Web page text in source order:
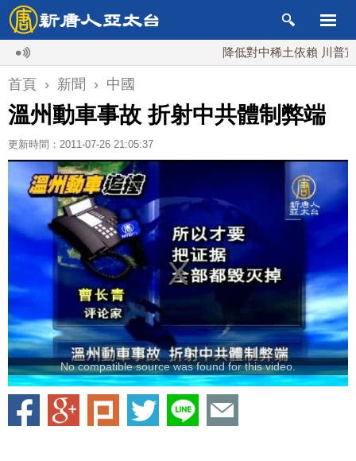
降低對中稀土依賴 川普宣布礦
首頁 › 新聞 › 中國
溫州動車事故 折射中共體制弊端
更新時間：2011-07-26 21:05:37
No compatible source was found for this video.